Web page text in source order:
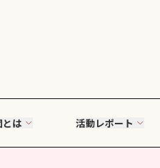
とは 活動レポート